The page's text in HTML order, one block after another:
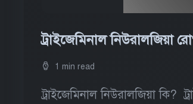
ট্রাইজেমিনাল
1 min read
ট্রাইজেমিনাল নিউরালজিয়া